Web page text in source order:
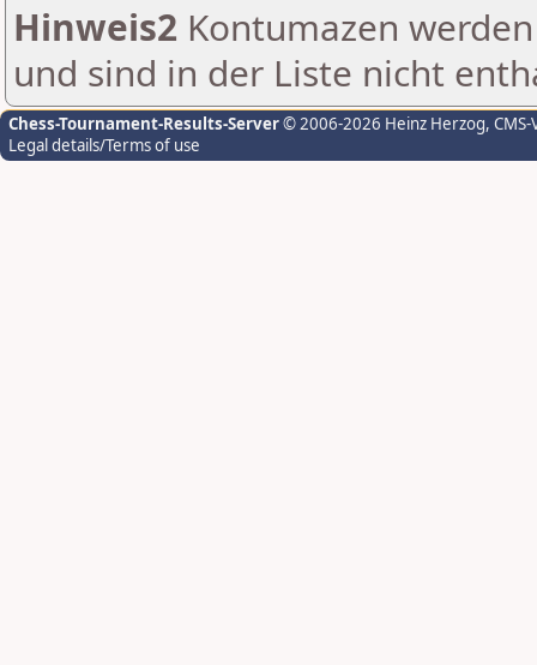
Hinweis2 Kontumazen
und sind in der Liste nicht
Chess-Tournament-Results-Server© 2006-2026 Heinz Herzog,
Legal details/Terms of use